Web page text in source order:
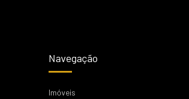
Navegação
Imóveis